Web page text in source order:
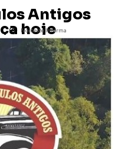
Antigos
hoje
Noroeste Informa